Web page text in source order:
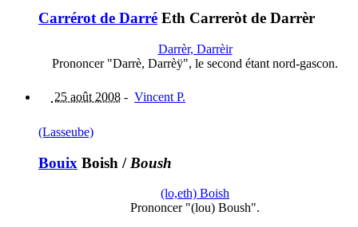
Carrérot de Darré Eth Carreròt de Darrèr
Darrèr, Darrèir
Prononcer "Darrè, Darrèÿ", le second étant nord-gascon.
25 août 2008 - Vincent P.
(Lasseube)
Bouix Boish / Boush
(lo,eth) Boish
Prononcer "(lou) Boush".